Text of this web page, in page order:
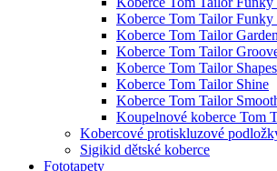
Koberce Tom Tailor Funky
Koberce Tom Tailor Garden
Koberce Tom Tailor
Koberce Tom Tailor Shapes
Koberce Tom Tailor Shine
Koberce Tom Tailor
Koupelnové koberce Tom
Kobercové protiskluzové
Sigikid dětské koberce
Fototapety